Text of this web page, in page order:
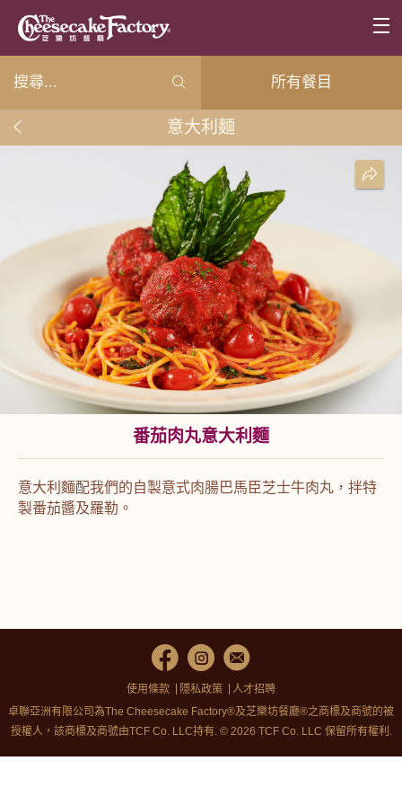
所有餐目
意大利麵
番茄肉丸意大利麵
意大利麵配我們的自製意式肉腸巴馬臣芝士牛肉丸，拌特
製番茄醬及羅勒。
使用條款 隱私政策
人才招聘
卓聯亞洲有限公司為The Cheesecake Factory®及芝樂坊餐廳®之商標及商號的被
授權人，該商標及商號由TCF Co. LLC持有. © 2026 TCF Co. LLC 保留所有權利.